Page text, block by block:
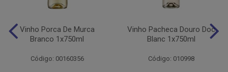
Vinho Porca De Murca
Branco 1x750ml
Código: 00160356
Vinho Pacheca Douro Doc
Blanc 1x750ml
Código: 010998